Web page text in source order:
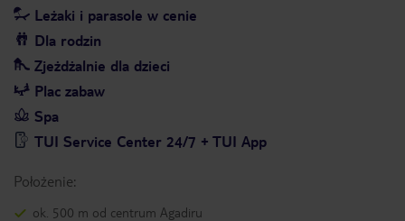
Leżaki i parasole w cenie
Dla rodzin
Zjeżdżalnie dla dzieci
Plac zabaw
Spa
TUI Service Center 24/7 + TUI App
Położenie:
ok. 500 m od centrum Agadiru